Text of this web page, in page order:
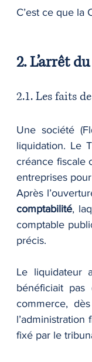
C’est ce que la
2. L’arrêt
2.1. Les faits de
Une société
liquidation. Le
créance fiscale
entreprises
Après
comptabilité,
comptable
précis.
Le liquidateur
bénéficiait
commerce,
fixé par le